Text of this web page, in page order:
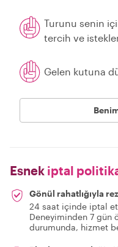
Turunu senin
tercih ve
Gelen kutuna
Esnek iptal
Gönül rahatlığıyla
24 saat içinde iptal
Deneyiminden 7 gün
durumunda, hizmet